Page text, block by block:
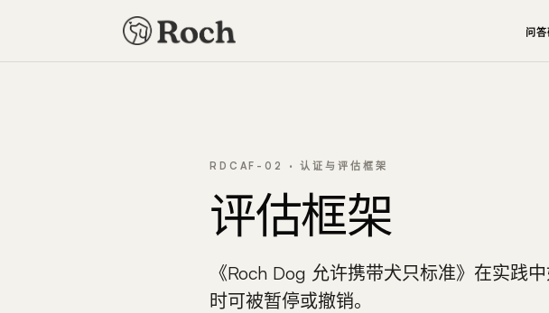
问答
RDCAF-02 · 认证与评估框架
评估框架
《Roch Dog 允许携带犬只标准》在实践
时可被暂停或撤销。